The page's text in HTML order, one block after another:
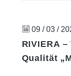
09 / 03 /
RIVIERA
Qualität